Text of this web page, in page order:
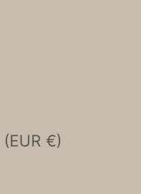
Bosnie-Herzégovine (EUR €)